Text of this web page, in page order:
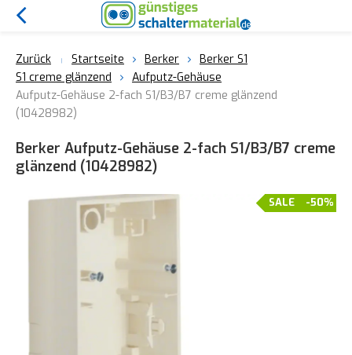
Zurück Startseite Berker
Berker S1
S1 creme glänzend
Aufputz-Gehäuse
Aufputz-Gehäuse 2-fach S1/B3/B7 creme glänzend
(10428982)
Berker Aufputz-Gehäuse 2-fach S1/B3/B7 creme
glänzend (10428982)
-50%
SALE